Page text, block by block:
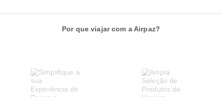
Por que viajar com a Airpaz?